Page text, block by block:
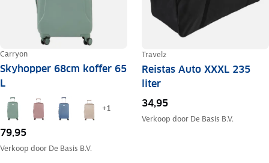
Carryon
Skyhopper 68cm koffer 65
L
+1
79,95
Verkoop door De Basis B.V.
Travelz
Reistas Auto XXXL 235
liter
34,95
Verkoop door De Basis B.V.